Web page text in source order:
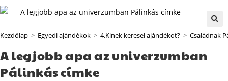
Kezdőlap > Egyedi ajándékok > 4.Kinek keresel ajándékot? > Családnak
A legjobb apa az univerzumban
Pálinkás címke